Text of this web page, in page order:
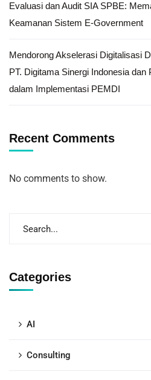
Evaluasi dan Audit SIA SPBE:
Keamanan Sistem E-Government
Mendorong Akselerasi Digitalisasi
PT. Digitama Sinergi Indonesia
dalam Implementasi PEMDI
Recent Comments
No comments to show.
Categories
AI
Consulting